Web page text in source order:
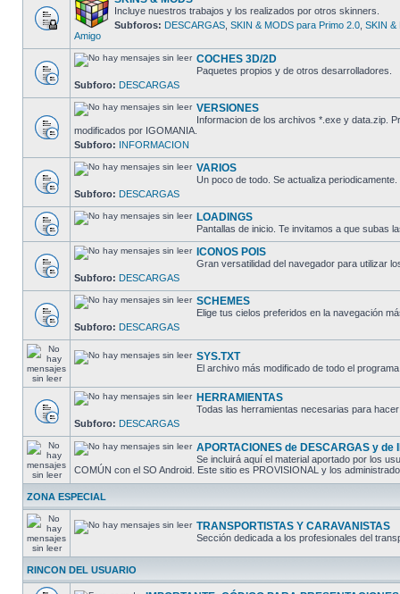
Incluye nuestros trabajos y los realizados por otros skinners.
Subforos: DESCARGAS SKIN & MODS para Primo 2.0 SKIN &
Amigo
COCHES 3D/2D
Paquetes propios y de otros desarrolladores.
Subforo: DESCARGAS
VERSIONES
Informacion de los archivos *.exe y data.zip.
modificados por IGOMANIA.
Subforo: INFORMACION
VARIOS
Un poco de todo. Se actualiza periodicamente.
Subforo: DESCARGAS
LOADINGS
Pantallas de inicio. Te invitamos a que subas
ICONOS POIS
Gran versatilidad del navegador para utilizar
Subforo: DESCARGAS
SCHEMES
Elige tus cielos preferidos en la navegación
Subforo: DESCARGAS
SYS.TXT
El archivo más modificado de todo el
HERRAMIENTAS
Todas las herramientas necesarias para
Subforo: DESCARGAS
APORTACIONES de DESCARGAS y de
Se incluirá aquí el material aportado por los
COMÚN con el SO Android. Este sitio es PROVISIONAL y los
ZONA ESPECIAL
TRANSPORTISTAS Y CARAVANISTAS
Sección dedicada a los profesionales del
RINCON DEL USUARIO